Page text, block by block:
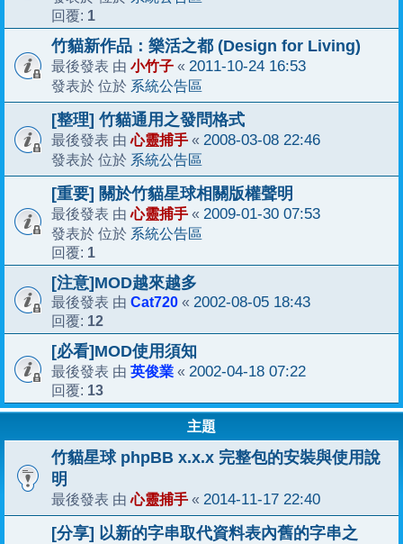
回覆: 1
竹貓新作品：樂活之都 (Design for Living)
最後發表 由 小竹子 « 2011-10-24 16:53
發表於 位於 系統公告區
[整理] 竹貓通用之發問格式
最後發表 由心靈捕手 « 2008-03-08 22:46
發表於 位於 系統公告區
[重要] 關於竹貓星球相關版權聲明
最後發表 由心靈捕手 « 2009-01-30 07:53
發表於 位於 系統公告區
回覆: 1
[注意]MOD越來越多
最後發表 由 Cat720 « 2002-08-05 18:43
回覆: 12
[必看]MOD使用須知
最後發表 由 英俊業 « 2002-04-18 07:22
回覆: 13
主題
竹貓星球 phpBB x.x.x 完整包的安裝與使用說
明
最後發表 由心靈捕手 « 2014-11-17 22:40
[分享] 以新的字串取代資料表內舊的字串之